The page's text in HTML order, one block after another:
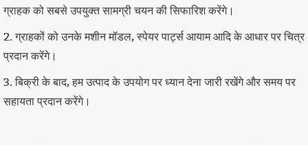
ग्राहक को सबसे उपयुक्त सामग्री चयन की सिफारिश करेंगे।
2. ग्राहकों को उनके मशीन मॉडल, स्पेयर पार्ट्स आयाम आदि के आधार पर चित्र
प्रदान करेंगे।
3. बिक्री के बाद, हम उत्पाद के उपयोग पर ध्यान देना जारी रखेंगे और समय पर
सहायता प्रदान करेंगे।